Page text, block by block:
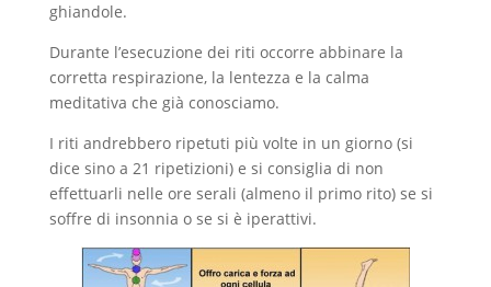
ghiandole.
Durante l’esecuzione dei riti occorre abbinare la
corretta respirazione, la lentezza e la calma
meditativa che già conosciamo.
I riti andrebbero ripetuti più volte in un giorno (si
dice sino a 21 ripetizioni) e si consiglia di non
effettuarli nelle ore serali (almeno il primo rito) se si
soffre di insonnia o se si è iperattivi.